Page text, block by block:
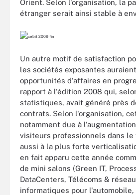
Orient. Selon l'organisation, la
étranger serait ainsi stable à
Un autre motif de satisfaction
les sociétés exposantes
opportunités d'affaires en
rapport à l'édition 2008 qui,
statistiques, avait généré près
contrats. Selon l'organisation,
notamment due à
visiteurs professionnels dans le
aussi à la plus forte
en fait apparu cette année
de mini salons (Green IT,
DataCenters, Télécoms &
informatiques pour l'automobile,